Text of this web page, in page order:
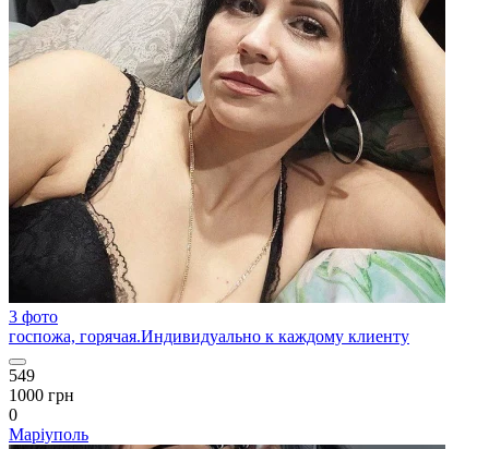
3 фото
госпожа, горячая.Индивидуально к каждому клиенту
549
1000 грн
0
Маріуполь